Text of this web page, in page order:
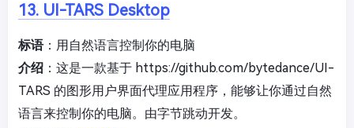
13. UI-TARS Desktop
标语：用自然语言控制你的电脑
介绍 ：这是一款基于 https://github.com/bytedance/UI-
TARS 的图形用户界面代理应用程序，能够让你通过自然
语言来控制你的电脑。由字节跳动开发。